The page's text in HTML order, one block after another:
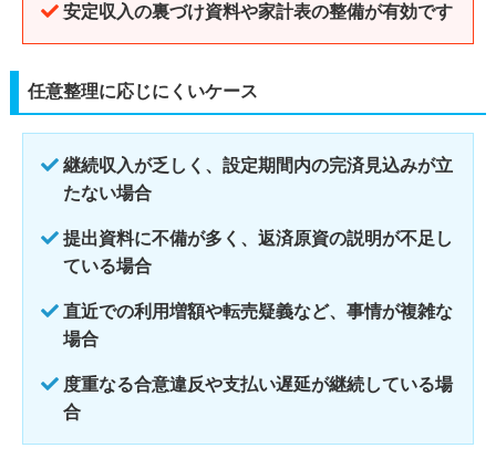
安定収入の裏づけ資料や家計表の整備が有効です
任意整理に応じにくいケース
継続収入が乏しく、設定期間内の完済見込みが立
たない場合
提出資料に不備が多く、返済原資の説明が不足し
ている場合
直近での利用増額や転売疑義など、事情が複雑な
場合
度重なる合意違反や支払い遅延が継続している場
合